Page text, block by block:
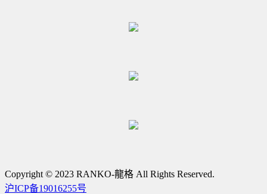
Copyright © 2023 RANKO-龍格 All Rights Reserved.
沪ICP备19016255号